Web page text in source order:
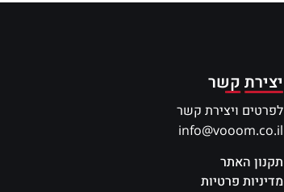
יצירת קשר
לפרטים ויצירת קשר
info@vooom.co.il
תקנון האתר
מדיניות פרטיות